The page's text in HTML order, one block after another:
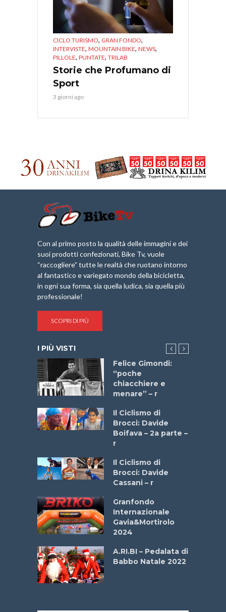
CICLO TURISMO, GRAN FONDO,
INTERVISTE, MOUNTAIN BIKE, NEWS,
PILLOLE, PUNTATE, TRILAB
Storie che Profumano di
Sport
3 giorni ago
Con al primo posto la qualità delle immagini e dei
suoi prodotti confezionati, Bike Tv, vuole
“raccogliere” tutte le realtà che ruotano intorno
al fantastico e variegato mondo della bicicletta,
in ogni sua forma, sia quella ludica, sia quella più
professionale!
SCOPRI DI PIÙ
I PIÙ VISTI
Felice Gimondi:
“poche
chiacchiere e
menare” – r
Il Ciclismo di
Brocci: Davide
Boifava – 2a parte –
r
Il Ciclismo di
Brocci: Davide
Cassani – r
Granfondo
Internazionale
Gavia&Mortirolo
2024
A.RI.BI – Pedalata di
Babbo Natale 2022